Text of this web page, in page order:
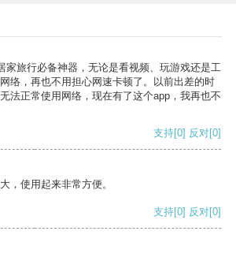
家旅行必备神器，无论是看视频、玩游戏还是工
络，再也不用担心网速卡顿了。以前出差的时
法正常使用网络，现在有了这个app，我再也不
支持[0] 反对[0]
，使用起来非常方便。
支持[0] 反对[0]